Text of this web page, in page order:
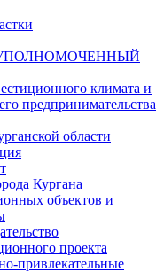
климата и
предпринимательства
области
Кургана
объектов и
проекта
привлекательные